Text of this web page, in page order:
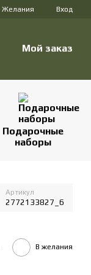
Желания Вход
Мой заказ
Подарочные
наборы
Артикул
2772133827_6
В желания